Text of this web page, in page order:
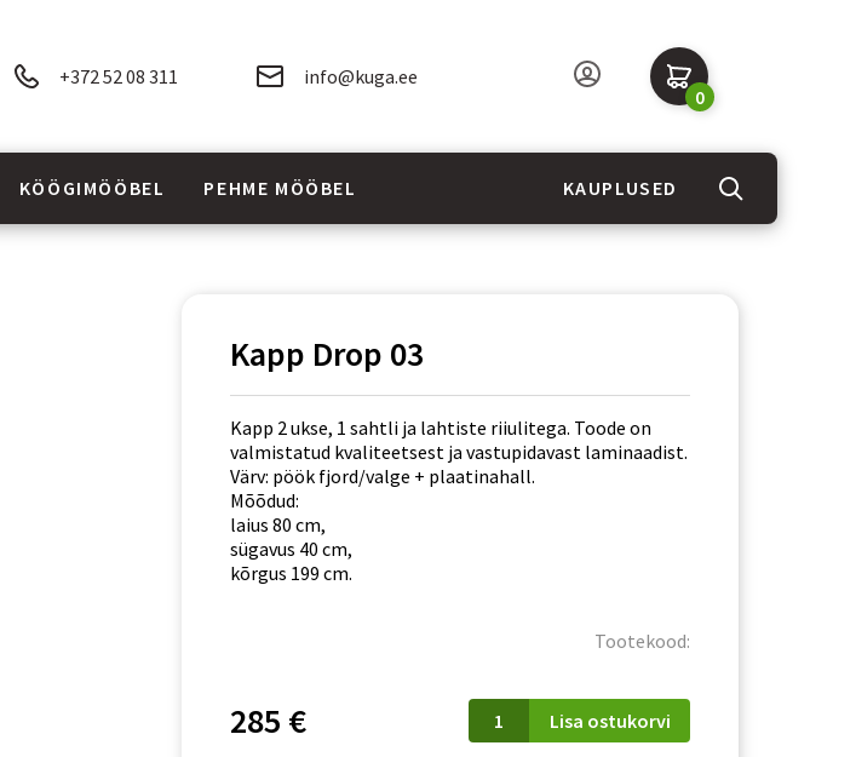
+372 52 08 311 info@kuga.ee
0
KÖÖGIMÖÖBEL PEHME MÖÖBEL KAUPLUSED
Kapp Drop 03
Kapp 2 ukse, 1 sahtli ja lahtiste riiulitega. Toode on
valmistatud kvaliteetsest ja vastupidavast laminaadist.
Värv: pöök fjord/valge + plaatinahall.
Mõõdud:
laius 80 cm,
sügavus 40 cm,
kõrgus 199 cm.
Tootekood:
285 €
Kapp
Drop
Lisa ostukorvi